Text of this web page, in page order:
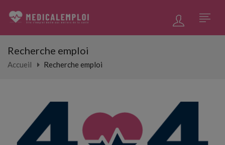
Recherche emploi
Accueil Recherche emploi